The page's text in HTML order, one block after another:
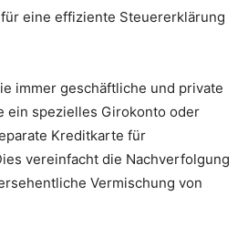
eine effiziente Steuererklärung
immer geschäftliche und private
ein spezielles Girokonto oder
Kreditkarte für
vereinfacht die Nachverfolgung
Vermischung von